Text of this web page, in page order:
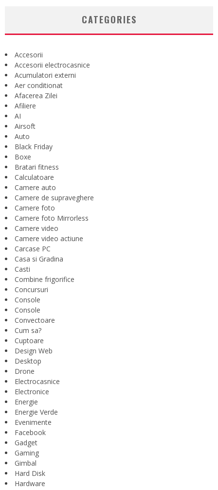
CATEGORIES
Accesorii
Accesorii electrocasnice
Acumulatori externi
Aer conditionat
Afacerea Zilei
Afiliere
AI
Airsoft
Auto
Black Friday
Boxe
Bratari fitness
Calculatoare
Camere auto
Camere de supraveghere
Camere foto
Camere foto Mirrorless
Camere video
Camere video actiune
Carcase PC
Casa si Gradina
Casti
Combine frigorifice
Concursuri
Console
Console
Convectoare
Cum sa?
Cuptoare
Design Web
Desktop
Drone
Electrocasnice
Electronice
Energie
Energie Verde
Evenimente
Facebook
Gadget
Gaming
Gimbal
Hard Disk
Hardware